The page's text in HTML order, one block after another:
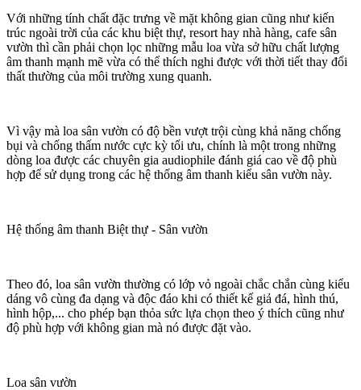
Với những tính chất đặc trưng về mặt không gian cũng như kiến
trúc ngoài trời của các khu biệt thự, resort hay nhà hàng, cafe sân
vườn thì cần phải chọn lọc những mẫu loa vừa sở hữu chất lượng
âm thanh mạnh mẽ vừa có thể thích nghi được với thời tiết thay đổi
thất thường của môi trường xung quanh.
Vì vậy mà loa sân vườn có độ bền vượt trội cùng khả năng chống
bụi và chống thấm nước cực kỳ tối ưu, chính là một trong những
dòng loa được các chuyên gia audiophile đánh giá cao về độ phù
hợp để sử dụng trong các hệ thống âm thanh kiểu sân vườn này.
Hệ thống âm thanh Biệt thự - Sân vườn
Theo đó, loa sân vườn thường có lớp vỏ ngoài chắc chắn cùng kiểu
dáng vô cùng đa dạng và độc đáo khi có thiết kế giả đá, hình thú,
hình hộp,... cho phép bạn thỏa sức lựa chọn theo ý thích cũng như
độ phù hợp với không gian mà nó được đặt vào.
Loa sân vườn